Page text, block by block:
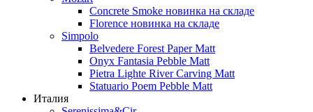
Concrete Smoke новинка на складе
Florence новинка на складе
Simpolo
Belvedere Forest Paper Matt
Onyx Fantasia Pebble Matt
Pietra Lighte River Carving Matt
Statuario Poem Pebble Matt
Италия